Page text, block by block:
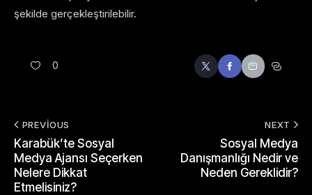
şekilde gerçekleştirilebilir.
0
PREVIOUS
Karabük’te Sosyal
Medya Ajansı Seçerken
Nelere Dikkat
Etmelisiniz?
NEXT
Sosyal Medya
Danışmanlığı Nedir ve
Neden Gereklidir?